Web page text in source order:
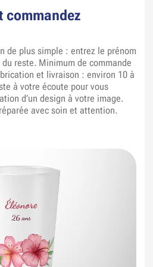
commandez
de plus simple : entrez le prénom
reste. Minimum de commande
et livraison : environ 10 à
à votre écoute pour vous
d’un design à votre image.
avec soin et attention.